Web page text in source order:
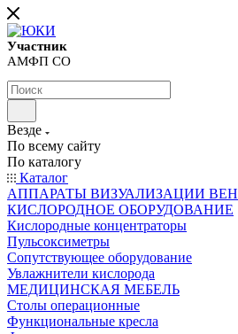
Участник
АМФП СО
Везде
По всему сайту
По каталогу
Каталог
АППАРАТЫ ВИЗУАЛИЗАЦИИ ВЕН
КИСЛОРОДНОЕ ОБОРУДОВАНИЕ
Кислородные концентраторы
Пульсоксиметры
Сопутствующее оборудование
Увлажнители кислорода
МЕДИЦИНСКАЯ МЕБЕЛЬ
Столы операционные
Функциональные кресла